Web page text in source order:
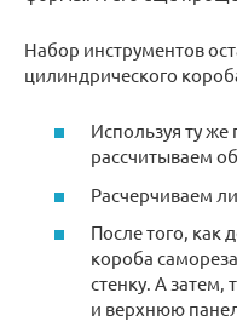
Набор инструментов
цилиндрического
Используя ту
рассчитываем
Расчерчиваем
После того, как
короба
стенку. А
и верхнюю